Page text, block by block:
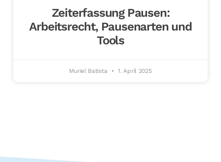
Zeiterfassung Pausen:
Arbeitsrecht, Pausenarten und
Tools
Muriel Batista 1. April 2025